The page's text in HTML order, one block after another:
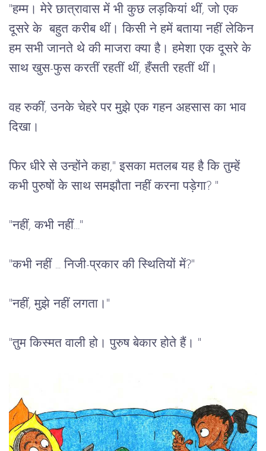
"हम्म। मेरे छात्रावास में भी कुछ लड़कियां थीं, जो एक
दूसरे के बहुत करीब थीं। किसी ने हमें बताया नहीं लेकिन
हम सभी जानते थे की माजरा क्या है। हमेशा एक दूसरे के
साथ खुस-फुस करतीं रहतीं थीं, हँसती रहतीं थीं।
वह रुकीं, उनके चेहरे पर मुझे एक गहन अहसास का भाव
दिखा।
फिर धीरे से उन्होंने कहा," इसका मतलब यह है कि तुम्हें
कभी पुरुषों के साथ समझौता नहीं करना पड़ेगा? "
"नहीं, कभी नहीं…"
"कभी नहीं ... निजी-प्रकार की स्थितियों में?"
"नहीं, मुझे नहीं लगता। "
"तुम किस्मत वाली हो। पुरुष बेकार होते हैं। "